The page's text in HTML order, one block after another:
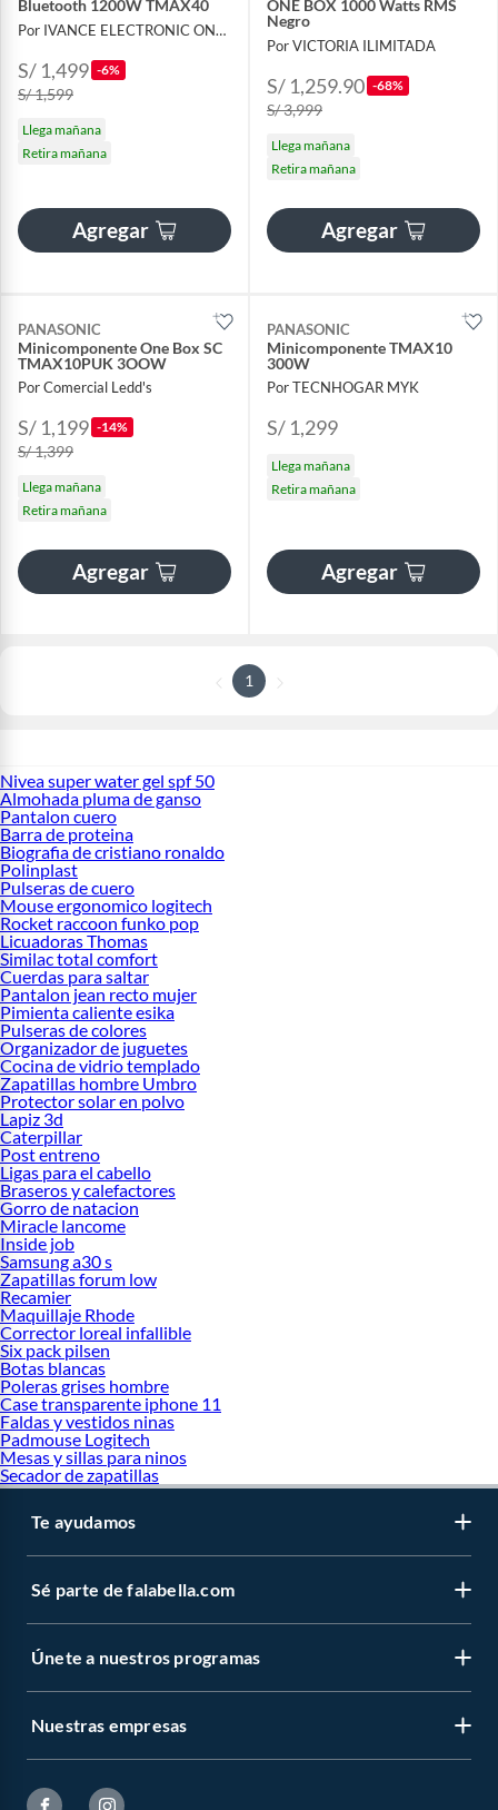
Bluetooth 1200W TMAX40
Por IVANCE ELECTRONIC ONLINE
S/ 1,499 -6%
S/ 1,599
Llega mañana
Retira mañana
Agregar
ONE BOX 1000 Watts RMS
Negro
Por VICTORIA ILIMITADA
S/ 1,259.90 -68%
S/ 3,999
Llega mañana
Retira mañana
Agregar
PANASONIC
Minicomponente One Box SC
TMAX10PUK 3OOW
Por Comercial Ledd's
S/ 1,199 -14%
S/ 1,399
Llega mañana
Retira mañana
Agregar
PANASONIC
Minicomponente TMAX10
300W
Por TECNHOGAR MYK
S/ 1,299
Llega mañana
Retira mañana
Agregar
1
Nivea super water gel spf 50
Almohada pluma de ganso
Pantalon cuero
Barra de proteina
Biografia de cristiano ronaldo
Polinplast
Pulseras de cuero
Mouse ergonomico logitech
Rocket raccoon funko pop
Licuadoras Thomas
Similac total comfort
Cuerdas para saltar
Pantalon jean recto mujer
Pimienta caliente esika
Pulseras de colores
Organizador de juguetes
Cocina de vidrio templado
Zapatillas hombre Umbro
Protector solar en polvo
Lapiz 3d
Caterpillar
Post entreno
Ligas para el cabello
Braseros y calefactores
Gorro de natacion
Miracle lancome
Inside job
Samsung a30 s
Zapatillas forum low
Recamier
Maquillaje Rhode
Corrector loreal infallible
Six pack pilsen
Botas blancas
Poleras grises hombre
Case transparente iphone 11
Faldas y vestidos ninas
Padmouse Logitech
Mesas y sillas para ninos
Secador de zapatillas
Te ayudamos
Sé parte de falabella.com
Únete a nuestros programas
Nuestras empresas